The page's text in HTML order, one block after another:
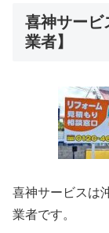
喜神サービ
業者】
喜神サービスは
業者です。